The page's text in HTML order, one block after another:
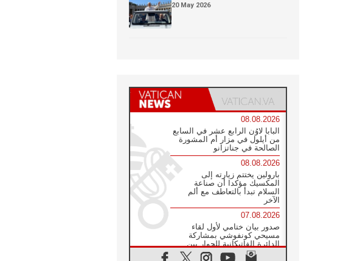
20 May 2026
08.08.2026
البابا لاوُن الرابع عشر في السابع
من أيلول في مزار أم المشورة
الصالحة في جناتزانو
08.08.2026
بارولين يختتم زيارته إلى
المكسيك مؤكدا أن صناعة
السلام تبدأ بالتعاطف مع ألم
الآخر
07.08.2026
صدور بيان ختامي لأول لقاء
مسيحي كونفوشي بمشاركة
الدائرة الفاتيكانية للحوار بين